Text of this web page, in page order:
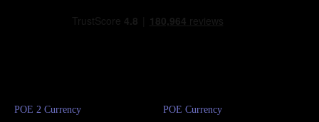
POE 2 Currency POE Currency